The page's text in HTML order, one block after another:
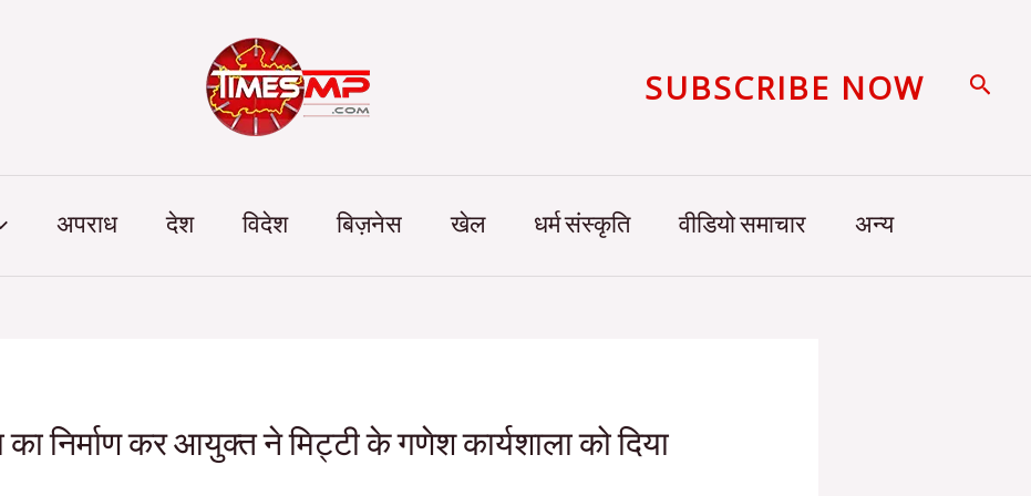
SUBSCRIBE NOW
अपराध देश विदेश बिज़नेस खेल धर्म संस्कृति वीडियो समाचार अन्य
का निर्माण कर आयुक्त ने मिट्टी के गणेश कार्यशाला को दिया